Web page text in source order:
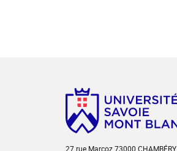
27 rue Marcoz 73000 CHAMBÉRY